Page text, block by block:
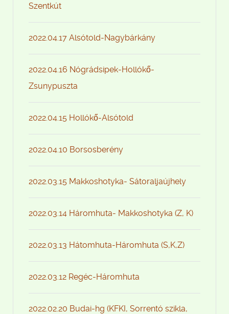
Szentkút
2022.04.17 Alsótold-Nagybárkány
2022.04.16 Nógrádsipek-Hollókő-
Zsunypuszta
2022.04.15 Hollókő-Alsótold
2022.04.10 Borsosberény
2022.03.15 Makkoshotyka- Sátoraljaújhely
2022.03.14 Háromhuta- Makkoshotyka (Z, K)
2022.03.13 Hátomhuta-Háromhuta (S,K,Z)
2022.03.12 Regéc-Háromhuta
2022.02.20 Budai-hg (KFKI, Sorrentó szikla,